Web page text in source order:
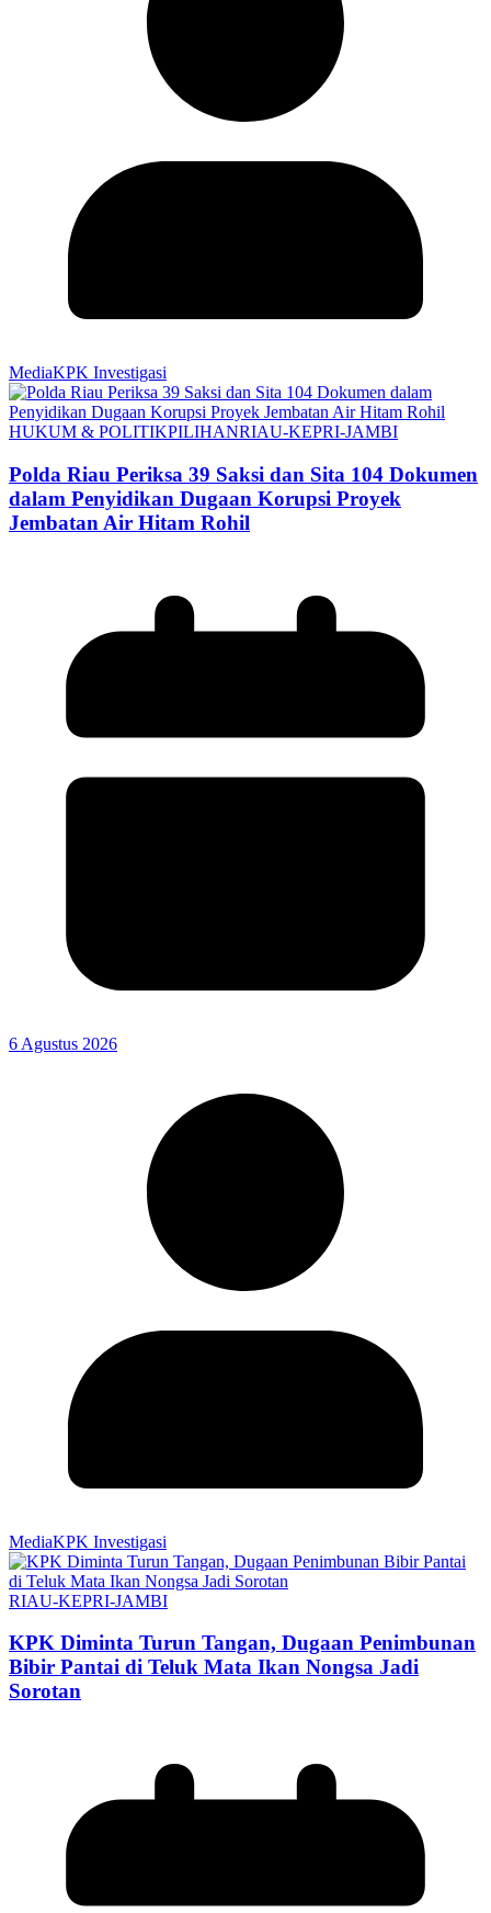
MediaKPK Investigasi
HUKUM & POLITIKPILIHANRIAU-KEPRI-JAMBI
Polda Riau Periksa 39 Saksi dan Sita 104 Dokumen
dalam Penyidikan Dugaan Korupsi Proyek
Jembatan Air Hitam Rohil
6 Agustus 2026
MediaKPK Investigasi
RIAU-KEPRI-JAMBI
KPK Diminta Turun Tangan, Dugaan Penimbunan
Bibir Pantai di Teluk Mata Ikan Nongsa Jadi
Sorotan